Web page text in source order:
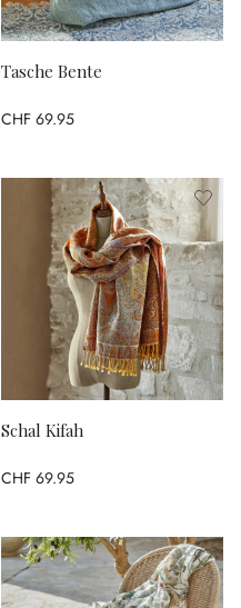
Tasche Bente
CHF 69.95
Schal Kifah
CHF 69.95